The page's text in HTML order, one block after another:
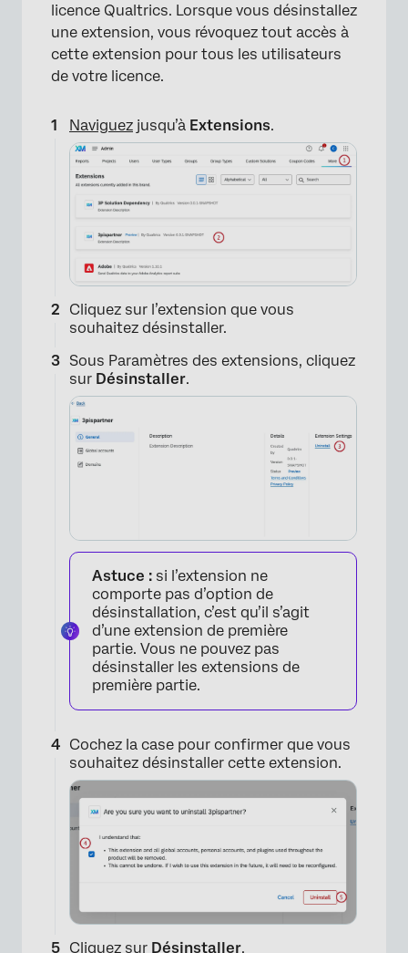
×
licence Qualtrics. Lorsque vous désinstallez
une extension, vous révoquez tout accès à
cette extension pour tous les utilisateurs
de votre licence.
Naviguez jusqu’à Extensions.
Cliquez sur l’extension que vous
souhaitez désinstaller.
Sous Paramètres des extensions, cliquez
sur Désinstaller.
Astuce : si l’extension ne
comporte pas d’option de
désinstallation, c’est qu’il s’agit
d’une extension de première
partie. Vous ne pouvez pas
désinstaller les extensions de
première partie.
Cochez la case pour confirmer que vous
souhaitez désinstaller cette extension.
Cliquez sur Désinstaller.